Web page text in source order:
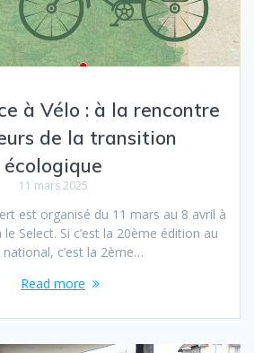
à Vélo : à la rencontre
de la transition
écologique
11 mars 2025
est organisé du 11 mars au 8 avril à
Select. Si c’est la 20ème édition au
national, c’est la 2ème…
Read more